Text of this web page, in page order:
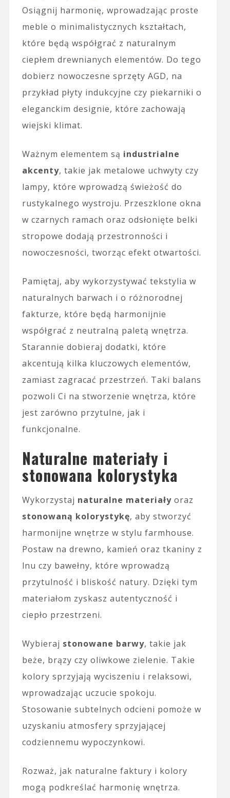
Osiągnij harmonię, wprowadzając proste
meble o minimalistycznych kształtach,
które będą współgrać z naturalnym
ciepłem drewnianych elementów. Do tego
dobierz nowoczesne sprzęty AGD, na
przykład płyty indukcyjne czy piekarniki o
eleganckim designie, które zachowają
wiejski klimat.
Ważnym elementem są industrialne
akcenty, takie jak metalowe uchwyty czy
lampy, które wprowadzą świeżość do
rustykalnego wystroju. Przeszklone okna
w czarnych ramach oraz odsłonięte belki
stropowe dodają przestronności i
nowoczesności, tworząc efekt otwartości.
Pamiętaj, aby wykorzystywać tekstylia w
naturalnych barwach i o różnorodnej
fakturze, które będą harmonijnie
współgrać z neutralną paletą wnętrza.
Starannie dobieraj dodatki, które
akcentują kilka kluczowych elementów,
zamiast zagracać przestrzeń. Taki balans
pozwoli Ci na stworzenie wnętrza, które
jest zarówno przytulne, jak i
funkcjonalne.
Naturalne materiały i
stonowana kolorystyka
Wykorzystaj naturalne materiałyoraz
stonowaną kolorystykę, aby stworzyć
harmonijne wnętrze w stylu farmhouse.
Postaw na drewno, kamień oraz tkaniny z
lnu czy bawełny, które wprowadzą
przytulność i bliskość natury. Dzięki tym
materiałom zyskasz autentyczność i
ciepło przestrzeni.
Wybieraj stonowane barwy, takie jak
beże, brązy czy oliwkowe zielenie. Takie
kolory sprzyjają wyciszeniu i relaksowi,
wprowadzając uczucie spokoju.
Stosowanie subtelnych odcieni pomoże w
uzyskaniu atmosfery sprzyjającej
codziennemu wypoczynkowi.
Rozważ, jak naturalne faktury i kolory
mogą podkreślać harmonię wnętrza.